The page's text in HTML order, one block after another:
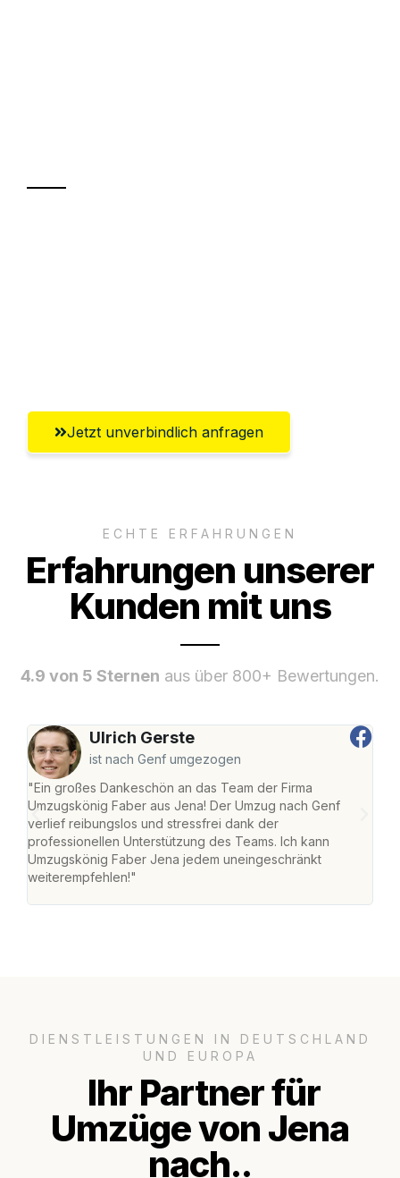
Jetzt unverbindlich anfragen
ECHTE ERFAHRUNGEN
Erfahrungen unserer
Kunden mit uns
4.9 von 5 Sternen aus über 800+ Bewertungen.
Ulrich Gerste
ist nach Genf umgezogen
"Ein großes Dankeschön an das Team der Firma
Umzugskönig Faber aus Jena! Der Umzug nach Genf
verlief reibungslos und stressfrei dank der
professionellen Unterstützung des Teams. Ich kann
Umzugskönig Faber Jena jedem uneingeschränkt
weiterempfehlen!"
DIENSTLEISTUNGEN IN DEUTSCHLAND
UND EUROPA
Ihr Partner für
Umzüge von Jena
nach..